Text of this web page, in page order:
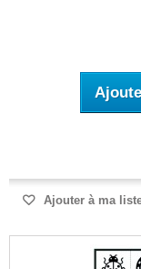
Ajouter à ma